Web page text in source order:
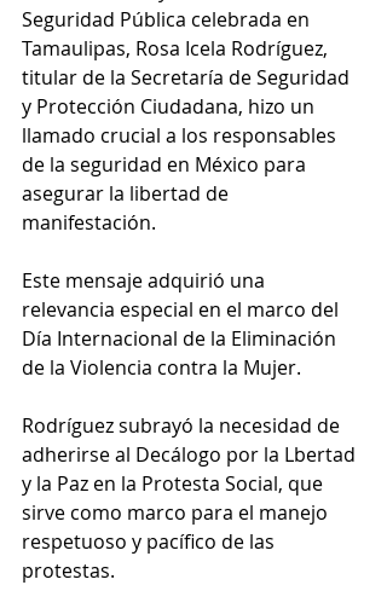
Seguridad Pública celebrada en
Tamaulipas, Rosa Icela Rodríguez,
titular de la Secretaría de Seguridad
y Protección Ciudadana, hizo un
llamado crucial a los responsables
de la seguridad en México para
asegurar la libertad de
manifestación.
Este mensaje adquirió una
relevancia especial en el marco del
Día Internacional de la Eliminación
de la Violencia contra la Mujer.
Rodríguez subrayó la necesidad de
adherirse al Decálogo por la Lbertad
y la Paz en la Protesta Social, que
sirve como marco para el manejo
respetuoso y pacífico de las
protestas.